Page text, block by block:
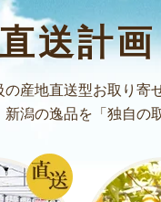
時期：通年
安：3～10日後
限：冷蔵で14日
～(送料込)
中 のし可
かした、ヤスダヨーグ
送計
産地直送型お取り寄
潟の逸品を「独自の